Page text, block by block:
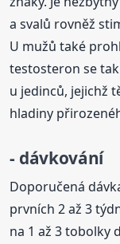
a svalů rovněž
U mužů také
testosteron se
u jedinců, jejichž
hladiny
- dávkování
Doporučená
prvních 2 až 3
na 1 až 3 tobolky